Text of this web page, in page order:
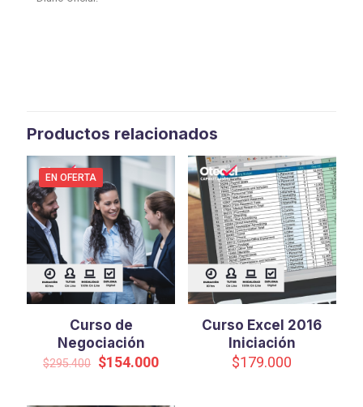
Productos relacionados
EN OFERTA
Curso de
Negociación
$295.400 El
$154.000El
Curso Excel 2016
Iniciación
$179.000